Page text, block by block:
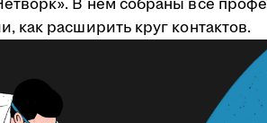
В нём собраны все
как расширить круг контактов.